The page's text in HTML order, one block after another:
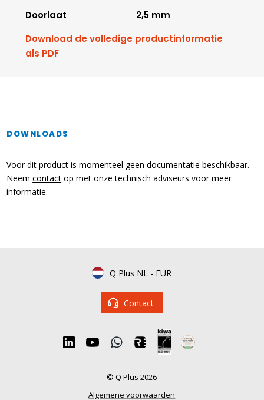
Doorlaat
2,5 mm
Download de volledige productinformatie
als PDF
DOWNLOADS
Voor dit product is momenteel geen documentatie beschikbaar.
Neemcontact op met onze technisch adviseurs voor meer
informatie.
Q Plus NL - EUR
Contact
© Q Plus 2026
Algemene voorwaarden